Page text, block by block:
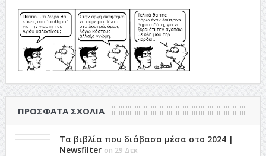
ΠΡΌΣΦΑΤΑ ΣΧΌΛΙΑ
Τα βιβλία που διάβασα μέσα στο 2024 |
Newsfilter on 29 Δεκ